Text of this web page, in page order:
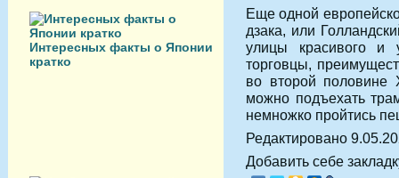
Интересных факты о Японии
кратко
Еще одной
дзака, или
улицы красивого и
торговцы,
во второй половине
можно подъехать
немножко пройтись
Редактировано
Добавить себе